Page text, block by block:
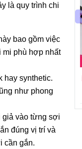
là quy trình chi
bao gồm việc
mi phù hợp nhất
hay synthetic.
như phong
giả vào từng sợi
đúng vị trí và
cần gắn.
Dị Ứng - 4 Dòng
Phải Thử Ngay